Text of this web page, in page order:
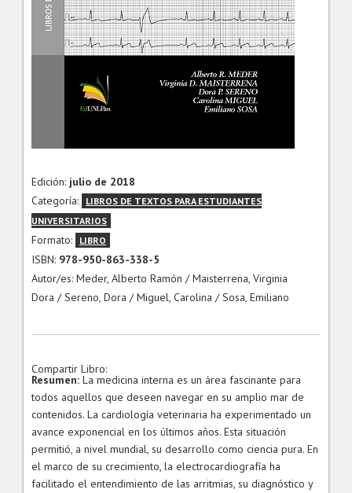
Edición: julio de 2018
Categoría:
LIBROS DE TEXTOS PARA ESTUDIANTES
UNIVERSITARIOS
Formato: LIBRO
ISBN: 978-950-863-338-5
Autor/es: Meder, Alberto Ramón / Maisterrena, Virginia
Dora / Sereno, Dora / Miguel, Carolina / Sosa, Emiliano
Compartir Libro:
Resumen: La medicina interna es un área fascinante para
todos aquellos que deseen navegar en su amplio mar de
contenidos. La cardiología veterinaria ha experimentado un
avance exponencial en los últimos años. Esta situación
permitió, a nivel mundial, su desarrollo como ciencia pura. En
el marco de su crecimiento, la electrocardiografía ha
facilitado el entendimiento de las arritmias, su diagnóstico y